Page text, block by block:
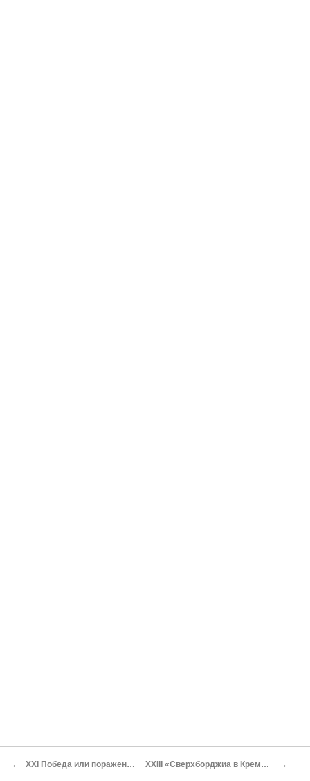
← XXI Победа или поражение? XXIII «Сверхборджиа в Кремле» →